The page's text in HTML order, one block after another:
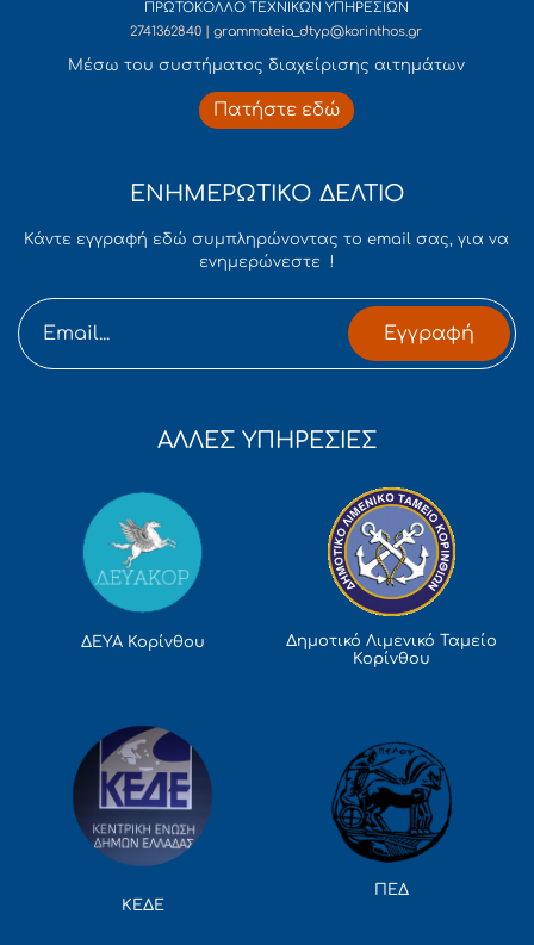
ΠΡΩΤΟΚΟΛΛΟ ΤΕΧΝΙΚΩΝ ΥΠΗΡΕΣΙΩΝ
2741362840 | grammateia_dtyp@korinthos.gr
Mέσω του συστήματος διαχείρισης αιτημάτων
Πατήστε εδώ
ΕΝΗΜΕΡΩΤΙΚΟ ΔΕΛΤΙΟ
Κάντε εγγραφή εδώ συμπληρώνοντας το email σας, για να
ενημερώνεστε !
Εγγραφή
ΑΛΛΕΣ ΥΠΗΡΕΣΙΕΣ
ΔΕΥΑ Κορίνθου
Δημοτικό Λιμενικό Ταμείο
Κορίνθου
ΚΕΔΕ
ΠΕΔ